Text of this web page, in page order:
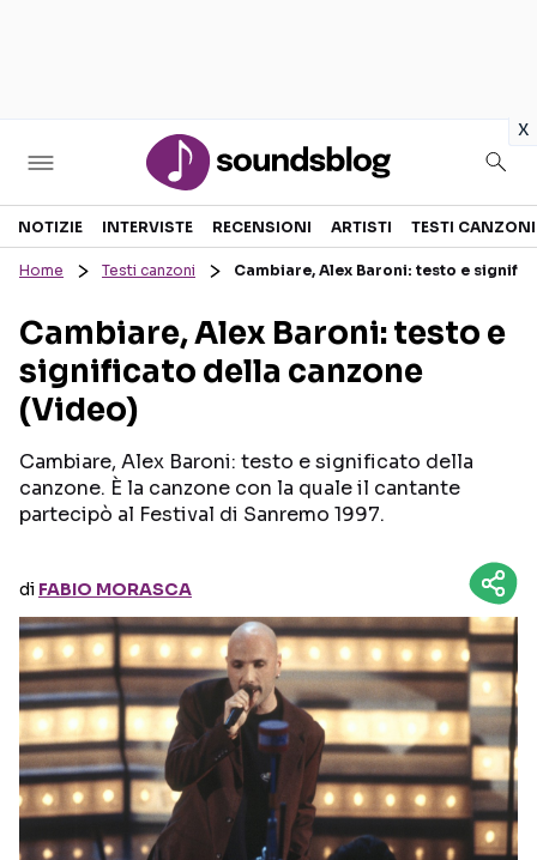
x
Sezioni
RECENSIONI MUSICALI
INTERVISTE
GOSSIP E CURIOSITÀ
TESTI CANZONI
TOUR ED EVENTI
Seguici sui social
NOTIZIE INTERVISTE RECENSIONI ARTISTI TESTI CANZONI
Home Testi canzoni Cambiare, Alex Baroni: testo e
Cambiare, Alex Baroni: testo e
significato della canzone
(Video)
Cambiare, Alex Baroni: testo e significato della
canzone. È la canzone con la quale il cantante
partecipò al Festival di Sanremo 1997.
di FABIO MORASCA